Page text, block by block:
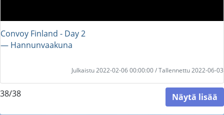
Convoy Finland - Day 2
― Hannunvaakuna
Julkaistu 2022-02-06 00:00:00 / Tallennettu 2022-06-03
38/38 Näytä lisää